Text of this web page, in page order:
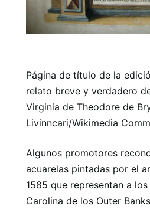
Página de título de la
relato breve y verdadero
Virginia de Theodore de
Livinncari/Wikimedia
Algunos promotores
acuarelas pintadas por el
1585 que representan a
Carolina de los Outer